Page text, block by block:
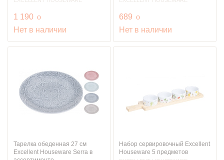
1 190 руб.
o
Нет в наличии
689 руб.
o
Нет в наличии
Тарелка обеденная 27 см
Excellent Houseware Serra в
Набор сервировочный Excellent
Houseware 5 предметов